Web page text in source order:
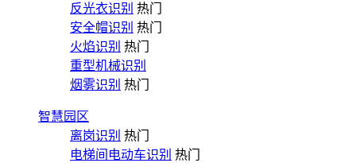
反光衣识别 热门
安全帽识别 热门
火焰识别 热门
重型机械识别
烟雾识别 热门
智慧园区
离岗识别 热门
电梯间电动车识别 热门